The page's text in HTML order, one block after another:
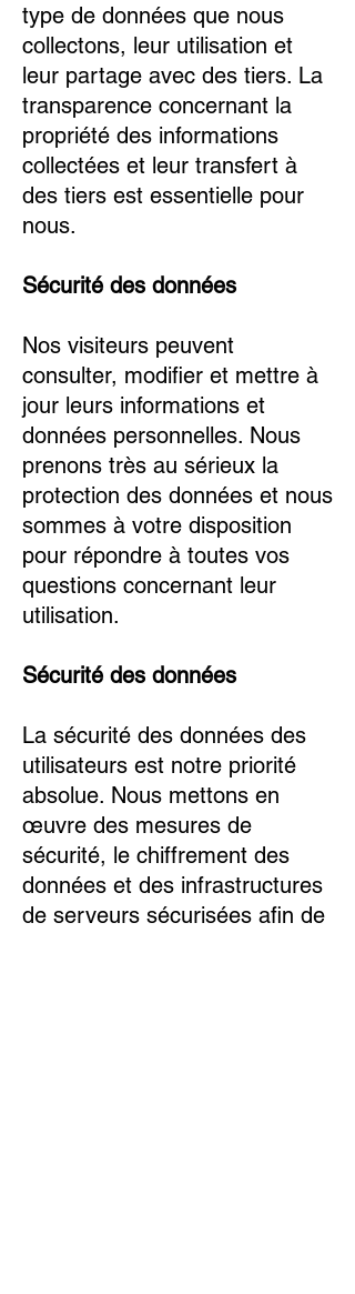
type de données que nous
collectons, leur utilisation et
leur partage avec des tiers. La
transparence concernant la
propriété des informations
collectées et leur transfert à
des tiers est essentielle pour
nous.
Sécurité des données
Nos visiteurs peuvent
consulter, modifier et mettre à
jour leurs informations et
données personnelles. Nous
prenons très au sérieux la
protection des données et nous
sommes à votre disposition
pour répondre à toutes vos
questions concernant leur
utilisation.
Sécurité des données
La sécurité des données des
utilisateurs est notre priorité
absolue. Nous mettons en
œuvre des mesures de
sécurité, le chiffrement des
données et des infrastructures
de serveurs sécurisées afin de